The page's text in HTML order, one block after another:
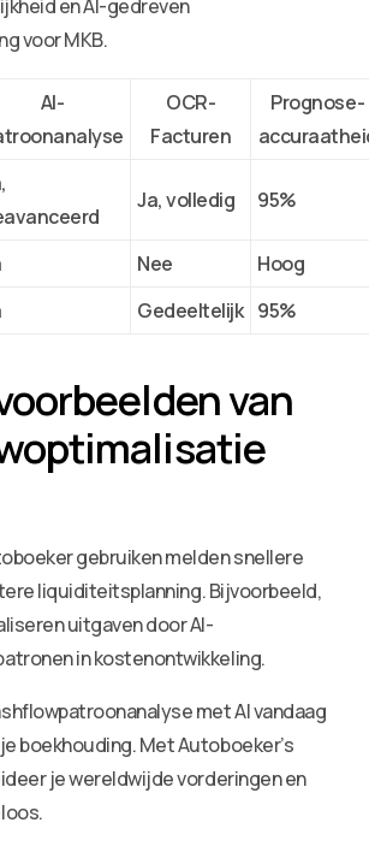
en AI-gedreven
voor MKB.
AI-
OCR-
Facturen
Prognose-
Ja, volledig 95%
Nee
Hoog
Gedeeltelijk 95%
van
gebruiken melden snellere
liquiditeitsplanning. Bijvoorbeeld,
uitgaven door AI-
in kostenontwikkeling.
met AI vandaag
boekhouding. Met Autoboeker’s
je wereldwijde vorderingen en